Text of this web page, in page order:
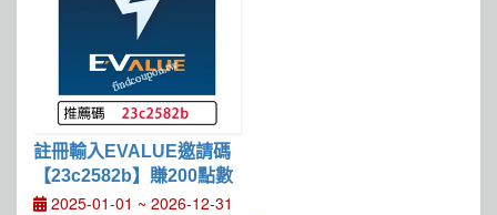
註冊輸入EVALUE邀請碼
【23c2582b】賺200點數
2025-01-01 ~ 2026-12-31